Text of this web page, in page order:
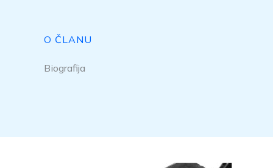
O ČLANU
Biografija